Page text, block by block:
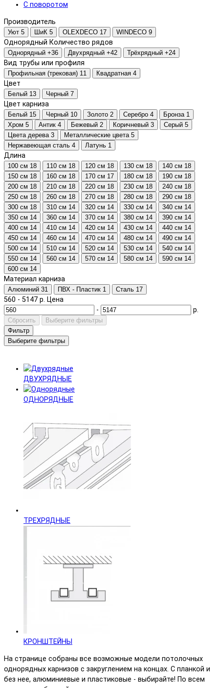
С поворотом
Производитель
Уют 5 ШиК 5 OLEXDECO 17 WINDECO 9
Однорядный Количество рядов
Однорядный +36 Двухрядный +42 Трёхрядный +24
Вид трубы или профиля
Профильная (трековая) 11 Квадратная 4
Цвет
Белый 13 Черный 7
Цвет карниза
Белый 15 Черный 10 Золото 2 Серебро 4 Бронза 1
Хром 5 Антик 4 Бежевый 2 Коричневый 3 Серый 5
Цвета дерева 3 Металлические цвета 5
Нержавеющая сталь 4 Латунь 1
Длина
100 см 18 110 см 18 120 см 18 130 см 18 140 см 18
150 см 18 160 см 18 170 см 17 180 см 18 190 см 18
200 см 18 210 см 18 220 см 18 230 см 18 240 см 18
250 см 18 260 см 18 270 см 18 280 см 18 290 см 18
300 см 18 310 см 14 320 см 14 330 см 14 340 см 14
350 см 14 360 см 14 370 см 14 380 см 14 390 см 14
400 см 14 410 см 14 420 см 14 430 см 14 440 см 14
450 см 14 460 см 14 470 см 14 480 см 14 490 см 14
500 см 14 510 см 14 520 см 14 530 см 14 540 см 14
550 см 14 560 см 14 570 см 14 580 см 14 590 см 14
600 см 14
Материал карниза
Алюминий 31 ПВХ - Пластик 1 Сталь 17
560 - 5147 р. Цена
-
р.
Сбросить
Выберите фильтры
Фильтр
Выберите фильтры
ДВУХРЯДНЫЕ
ОДНОРЯДНЫЕ
ТРЕХРЯДНЫЕ
КРОНШТЕЙНЫ
На странице собраны все возможные модели потолочных
однорядных карнизов с закруглением на концах. С планкой и
без нее, алюминиевые и пластиковые - выбирайте! По всем